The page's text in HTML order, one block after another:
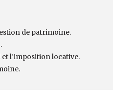
de patrimoine.
l’imposition locative.